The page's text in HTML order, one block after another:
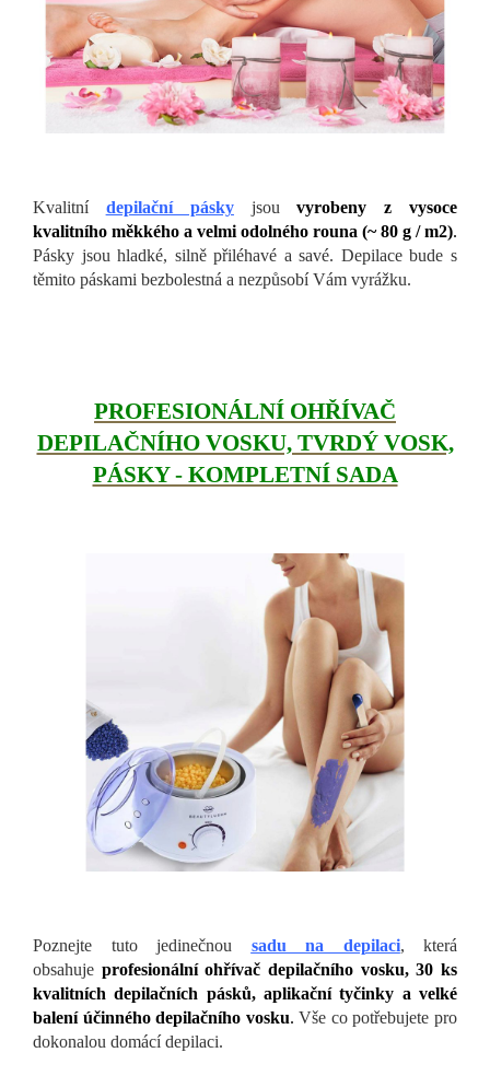
Kvalitní depilační páskyjsouvyrobeny z vysoce
kvalitního měkkého a velmi odolného rouna (~ 80 g / m2).
Pásky jsou hladké, silně přiléhavé a savé. Depilace bude s
těmito páskami bezbolestná a nezpůsobí Vám vyrážku.
PROFESIONÁLNÍ OHŘÍVAČ
DEPILAČNÍHO VOSKU, TVRDÝ VOSK,
PÁSKY - KOMPLETNÍ SADA
Poznejte tuto jedinečnou sadu na depilaci, která
obsahuje profesionální ohřívač depilačního vosku, 30 ks
kvalitních depilačních pásků, aplikační tyčinky a velké
balení účinného depilačního vosku. Vše co potřebujete pro
dokonalou domácí depilaci.